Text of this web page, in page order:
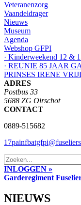
Veteranenzorg
Vaandeldrager
Nieuws
Museum
Agenda
Webshop GFPI
· Kinderweekend 12 &
· REUNIE 85 JAAR
PRINSES IRENE
ADRES
Postbus 33
5688 ZG Oirschot
CONTACT
0889-515682
INLOGGEN »
Garderegiment
NIEUWS